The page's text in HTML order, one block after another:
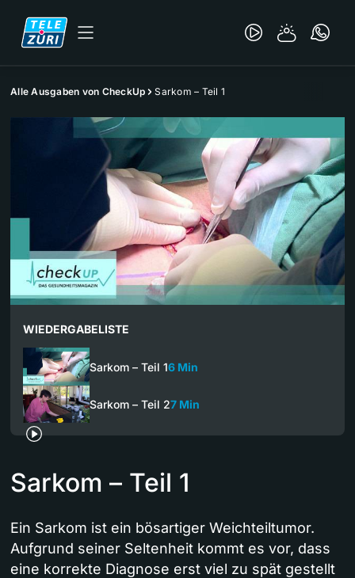
Alle Ausgaben von CheckUp Sarkom – Teil 1
WIEDERGABELISTE
Sarkom – Teil 16 Min
Sarkom – Teil 27 Min
Sarkom – Teil 1
Ein Sarkom ist ein bösartiger Weichteiltumor.
Aufgrund seiner Seltenheit kommt es vor, dass
eine korrekte Diagnose erst viel zu spät gestellt